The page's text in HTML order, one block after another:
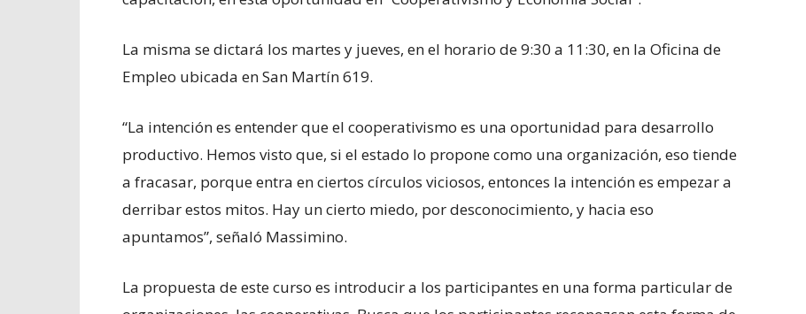
La misma se dictará los martes y jueves, en el horario de 9:30 a 11:30, en la Oficina de
Empleo ubicada en San Martín 619.
“La intención es entender que el cooperativismo es una oportunidad para desarrollo
productivo. Hemos visto que, si el estado lo propone como una organización, eso tiende
a fracasar, porque entra en ciertos círculos viciosos, entonces la intención es empezar a
derribar estos mitos. Hay un cierto miedo, por desconocimiento, y hacia eso
apuntamos”, señaló Massimino.
La propuesta de este curso es introducir a los participantes en una forma particular de